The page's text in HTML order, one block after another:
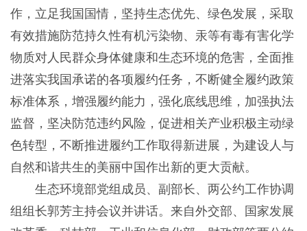
作，立足我国国情，坚持生态优先、绿色发展，采取
有效措施防范持久性有机污染物、汞等有毒有害化学
物质对人民群众身体健康和生态环境的危害，全面推
进落实我国承诺的各项履约任务，不断健全履约政策
标准体系，增强履约能力，强化底线思维，加强执法
监督，坚决防范违约风险，促进相关产业积极主动绿
色转型，不断推进履约工作取得新进展，为建设人与
自然和谐共生的美丽中国作出新的更大贡献。
生态环境部党组成员、副部长、两公约工作协调
组组长郭芳主持会议并讲话。来自外交部、国家发展